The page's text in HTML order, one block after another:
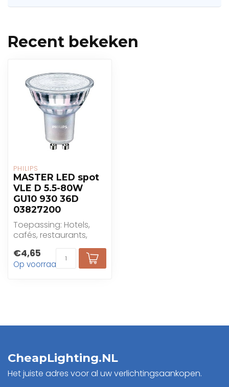
Recent bekeken
PHILIPS
MASTER LED spot
VLE D 5.5-80W
GU10 930 36D
03827200
Toepassing: Hotels,
cafés, restaurants,
winkels, woningen
€4,65
Op voorraad
CheapLighting.NL
Het juiste adres voor al uw verlichtingsaankopen.